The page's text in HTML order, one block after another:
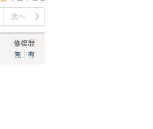
次へ
修復歴
無
有